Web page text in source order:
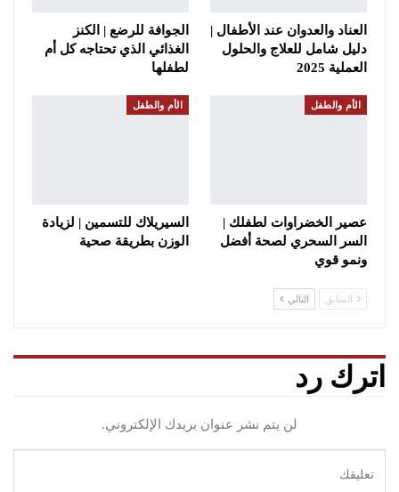
العناد والعدوان عند الأطفال |
دليل شامل للعلاج والحلول
العملية 2025
الجوافة للرضع | الكنز
الغذائي الذي تحتاجه كل أم
لطفلها
الأم والطفل
عصير الخضراوات لطفلك |
السر السحري لصحة أفضل
ونمو قوي
الأم والطفل
السيريلاك للتسمين | لزيادة
الوزن بطريقة صحية
السابق التالي
اترك رد
لن يتم نشر عنوان بريدك الإلكتروني.